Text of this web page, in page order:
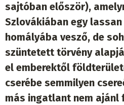
sajtóban először),
Szlovákiában egy
homályába vesző, de
szüntetett törvény
el emberektől
cserébe semmilyen
más ingatlant nem ajánl